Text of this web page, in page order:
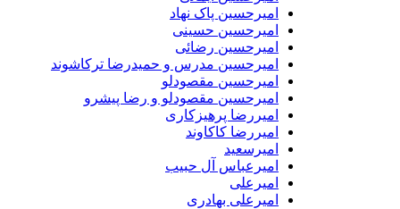
امیرحسین پاک نهاد
امیرحسین حسینی
امیرحسین رضائی
امیرحسین مدرس و حمیدرضا ترکاشوند
امیرحسین مقصودلو
امیرحسین مقصودلو و رضا پیشرو
امیررضا پرهیزکاری
امیررضا کاکاوند
امیرسعید
امیرعباس آل حبیب
امیرعلی
امیرعلی بهادری